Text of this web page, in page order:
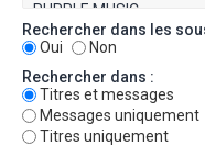
Rechercher dans les
Oui
Non
Rechercher dans :
Titres et messages
Messages uniquement
Titres uniquement